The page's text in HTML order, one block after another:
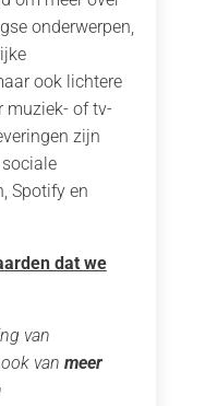
onderwerpen,
ook lichtere
muziek- of tv-
zijn
Spotify en
dat we
van
van meer